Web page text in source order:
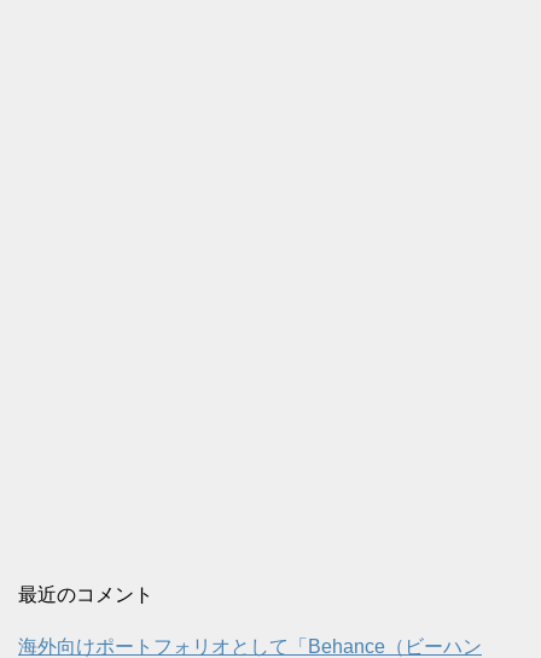
最近のコメント
海外向けポートフォリオとして「Behance（ビーハン